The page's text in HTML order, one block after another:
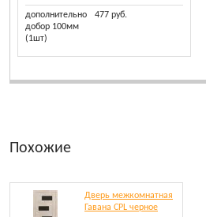
дополнительно
добор 100мм
(1шт)
477 руб.
Похожие
Дверь межкомнатная
Гавана CPL черное